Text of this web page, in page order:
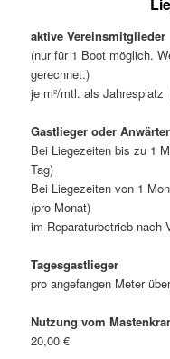
aktive Vereinsmitglieder
(nur für 1 Boot möglich.
gerechnet.)
je m²/mtl. als
Gastlieger oder
Bei Liegezeiten bis zu 1
Tag)
Bei Liegezeiten von 1
(pro Monat)
im Reparaturbetrieb nach
Tagesgastlieger
pro angefangen Meter
Nutzung vom
20,00 €